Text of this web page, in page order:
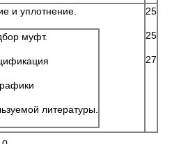
и уплотнение.
муфт.
литературы.
25
25
27